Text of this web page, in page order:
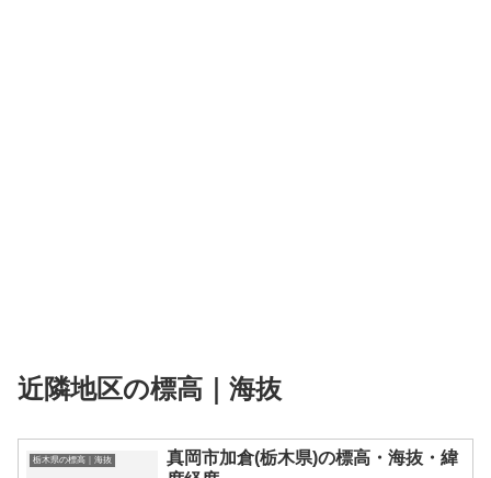
近隣地区の標高｜海抜
栃木県の標高｜海抜
真岡市加倉(栃木県)の標高・海抜・緯